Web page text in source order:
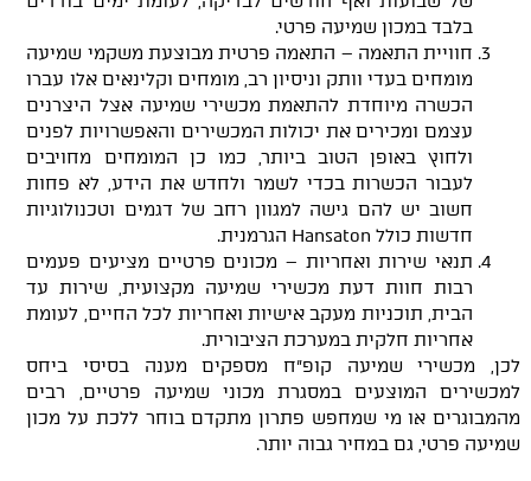
בלבד במכון שמיעה פרטי.
חוויית התאמה – התאמה פרטית מבוצעת משקמי שמיעה
מומחים בעדי וותק וניסיון רב, מומחים וקלינאים אלו עברו
הכשרה מיוחדת להתאמת מכשירי שמיעה אצל היצרנים
עצמם ומכירים את יכולות המכשירים והאפשרויות לפנים
ולחוץ באופן הטוב ביותר, כמו כן המומחים מחויבים
לעבור הכשרות בכדי לשמר ולחדש את הידע, לא פחות
חשוב יש להם גישה למגוון רחב של דגמים וטכנולוגיות
חדשות כולל Hansaton הגרמנית.
תנאי שירות ואחריות – מכונים פרטיים מציעים פעמים
רבות חוות דעת מכשירי שמיעה מקצועית, שירות עד
הבית, תוכניות מעקב אישיות ואחריות לכל החיים, לעומת
אחריות חלקית במערכת הציבורית.
לכן, מכשירי שמיעה קופ"ח מספקים מענה בסיסי ביחס
למכשירים המוצעים במסגרת מכוני שמיעה פרטיים, רבים
מהמבוגרים או מי שמחפש פתרון מתקדם בוחר ללכת על מכון
שמיעה פרטי, גם במחיר גבוה יותר.